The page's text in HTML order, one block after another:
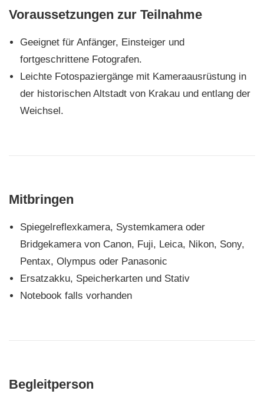
Voraussetzungen zur Teilnahme
Geeignet für Anfänger, Einsteiger und
fortgeschrittene Fotografen.
Leichte Fotospaziergänge mit Kameraausrüstung in
der historischen Altstadt von Krakau und entlang der
Weichsel.
Mitbringen
Spiegelreflexkamera, Systemkamera oder
Bridgekamera von Canon, Fuji, Leica, Nikon, Sony,
Pentax, Olympus oder Panasonic
Ersatzakku, Speicherkarten und Stativ
Notebook falls vorhanden
Begleitperson